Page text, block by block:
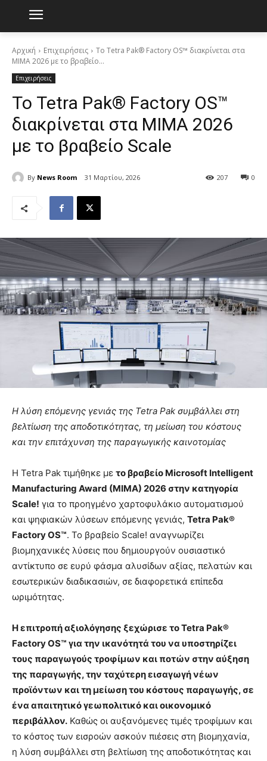
Αρχική Επιχειρήσεις
Το Tetra Pak® Factory OS™ διακρίνεται στα
MIMA 2026 με το βραβείο...
Επιχειρήσεις
Το Tetra Pak® Factory OS™
διακρίνεται στα MIMA 2026
με το βραβείο Scale
By News Room 31 Μαρτίου, 2026 0
207
Η λύση επόμενης γενιάς της Tetra Pak συμβάλλει στη
βελτίωση της αποδοτικότητας, τη μείωση του κόστους
και την επιτάχυνση της παραγωγικής καινοτομίας
Η Tetra Pak τιμήθηκε με το βραβείο Microsoft Intelligent
Manufacturing Award (MIMA) 2026 στην κατηγορία
Scale! για το προηγμένο χαρτοφυλάκιο αυτοματισμού
και ψηφιακών λύσεων επόμενης γενιάς, Tetra Pak®
FactoryOS™. Το βραβείο Scale! αναγνωρίζει
βιομηχανικές λύσεις που δημιουργούν ουσιαστικό
αντίκτυπο σε ευρύ φάσμα αλυσίδων αξίας, πελατών και
εσωτερικών διαδικασιών, σε διαφορετικά επίπεδα
ωριμότητας.
Η επιτροπή αξιολόγησης ξεχώρισε το Tetra Pak®
Factory OS™ για την ικανότητά του να υποστηρίζει
τους παραγωγούς τροφίμων και ποτών στην αύξηση
της παραγωγής, την ταχύτερη εισαγωγή νέων
προϊόντων και τη μείωση του κόστους παραγωγής, σε
ένα απαιτητικό γεωπολιτικό και οικονομικό
περιβάλλον. Καθώς οι αυξανόμενες τιμές τροφίμων και
το κόστος των εισροών ασκούν πιέσεις στη βιομηχανία,
η λύση συμβάλλει στη βελτίωση της αποδοτικότητας και